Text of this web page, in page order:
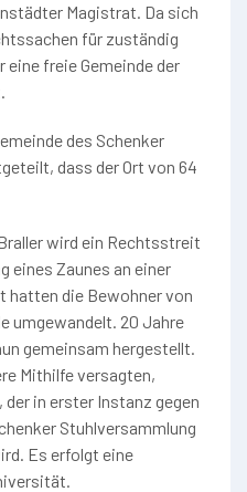
Magistrat. Da sich
für zuständig
freie Gemeinde der
des Schenker
dass der Ort von 64
wird ein Rechtsstreit
eines Zaunes an einer
hatten die Bewohner von
umgewandelt. 20 Jahre
gemeinsam hergestellt.
Mithilfe versagten,
in erster Instanz gegen
Stuhlversammlung
Es erfolgt eine